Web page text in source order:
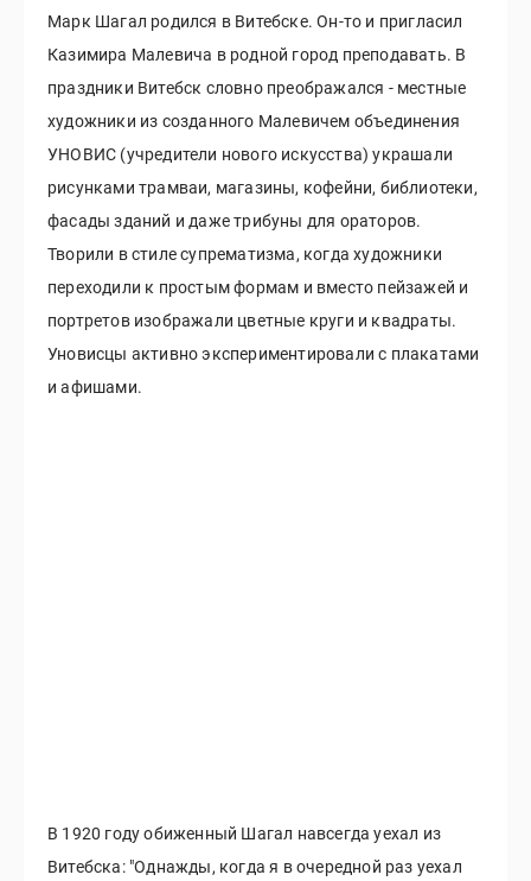
Марк Шагал родился в Витебске. Он-то и пригласил
Казимира Малевича в родной город преподавать. В
праздники Витебск словно преображался - местные
художники из созданного Малевичем объединения
УНОВИС (учредители нового искусства) украшали
рисунками трамваи, магазины, кофейни, библиотеки,
фасады зданий и даже трибуны для ораторов.
Творили в стиле супрематизма, когда художники
переходили к простым формам и вместо пейзажей и
портретов изображали цветные круги и квадраты.
Уновисцы активно экспериментировали с плакатами
и афишами.
В 1920 году обиженный Шагал навсегда уехал из
Витебска: "Однажды, когда я в очередной раз уехал